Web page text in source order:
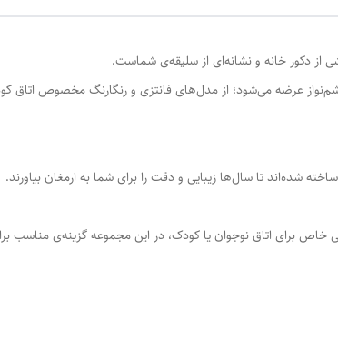
از دکور خانه و نشانه‌ای از سلیقه‌ی شماست.
عرضه می‌شود؛ از مدل‌های فانتزی و رنگارنگ مخصوص اتاق
شده‌اند تا سال‌ها زیبایی و دقت را برای شما به ارمغان بیاورند.
برای اتاق نوجوان یا کودک، در این مجموعه گزینه‌ی مناسب